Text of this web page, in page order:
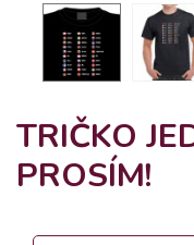
TRIČKO
PROSÍM!